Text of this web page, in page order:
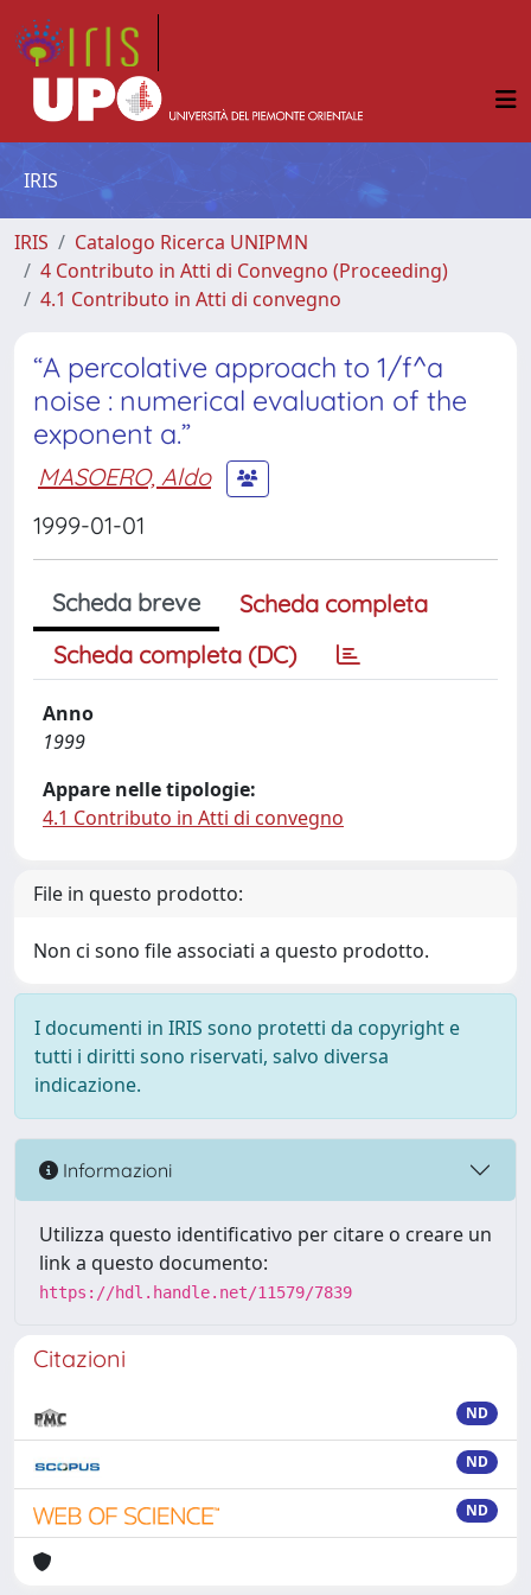
IRIS
IRIS
Catalogo Ricerca UNIPMN
4 Contributo in Atti di Convegno (Proceeding)
4.1 Contributo in Atti di convegno
“A percolative approach to 1/f^a
noise : numerical evaluation of the
exponent a.”
MASOERO, Aldo
1999-01-01
Scheda breve
Scheda completa
Scheda completa (DC)
Anno
1999
Appare nelle tipologie:
4.1 Contributo in Atti di convegno
File in questo prodotto:
Non ci sono file associati a questo prodotto.
I documenti in IRIS sono protetti da copyright e
tutti i diritti sono riservati, salvo diversa
indicazione.
Informazioni
Utilizza questo identificativo per citare o creare un
link a questo documento:
https://hdl.handle.net/11579/7839
Citazioni
ND
ND
ND